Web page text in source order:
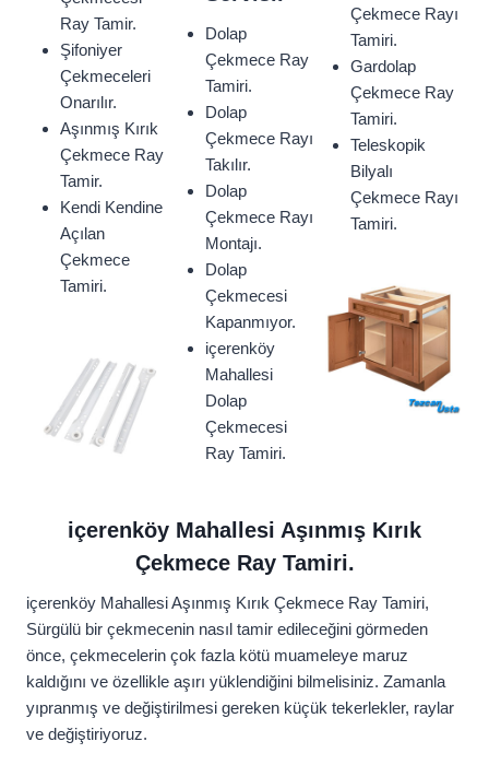
Ray Tamir.
Şifoniyer
Çekmeceleri
Onarılır.
Aşınmış Kırık
Çekmece Ray
Tamir.
Kendi Kendine
Açılan
Çekmece
Tamiri.
Dolap
Çekmece Ray
Tamiri.
Dolap
Çekmece Rayı
Takılır.
Dolap
Çekmece Rayı
Montajı.
Dolap
Çekmecesi
Kapanmıyor.
içerenköy
Mahallesi
Dolap
Çekmecesi
Ray Tamiri.
Çekmece Rayı
Tamiri.
Gardolap
Çekmece Ray
Tamiri.
Teleskopik
Bilyalı
Çekmece Rayı
Tamiri.
içerenköy Mahallesi Aşınmış Kırık
Çekmece Ray Tamiri.
içerenköy Mahallesi Aşınmış Kırık Çekmece Ray Tamiri,
Sürgülü bir çekmecenin nasıl tamir edileceğini görmeden
önce, çekmecelerin çok fazla kötü muameleye maruz
kaldığını ve özellikle aşırı yüklendiğini bilmelisiniz. Zamanla
yıpranmış ve değiştirilmesi gereken küçük tekerlekler, raylar
ve değiştiriyoruz.